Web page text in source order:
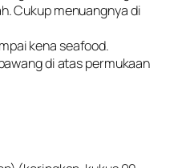
Cukup menuangnya di
kena seafood.
di atas permukaan